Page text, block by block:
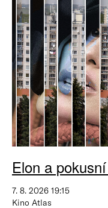
Elon a
7. 8. 2026 19:15
Kino Atlas